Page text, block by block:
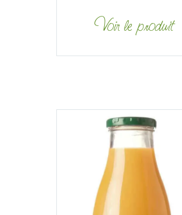
Voir le produit